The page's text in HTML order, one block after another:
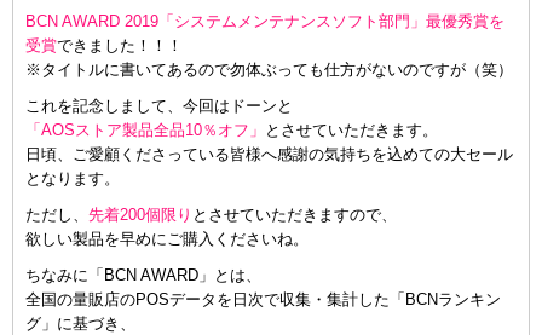
BCN AWARD 2019「システムメンテナンスソフト部門」最優秀賞を
受賞できました！！！
※タイトルに書いてあるので勿体ぶっても仕方がないのですが（笑）
これを記念しまして、今回はドーンと
「AOSストア製品全品10％オフ」
とさせていただきます。
日頃、ご愛顧くださっている皆様へ感謝の気持ちを込めての大セール
となります。
ただし、 先着200個限り とさせていただきますので、
欲しい製品を早めにご購入くださいね。
ちなみに「BCN AWARD」とは、
全国の量販店のPOSデータを日次で収集・集計した「BCNランキン
グ」に基づき、